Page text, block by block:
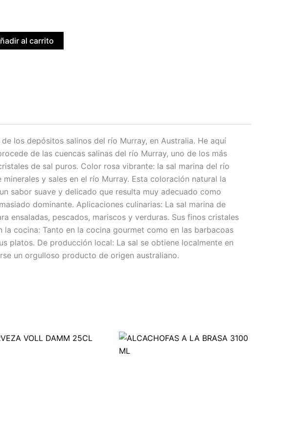
al carrito
los depósitos salinos del río Murray, en Australia. He aquí
de las cuencas salinas del río Murray, uno de los más
de sal puros. Color rosa vibrante: la sal marina del río
y sales en el río Murray. Esta coloración natural la
sabor suave y delicado que resulta muy adecuado como
dominante. Aplicaciones culinarias: La sal marina de
ensaladas, pescados, mariscos y verduras. Sus finos cristales
cocina: Tanto en la cocina gourmet como en las barbacoas
platos. De producción local: La sal se obtiene localmente en
un orgulloso producto de origen australiano.